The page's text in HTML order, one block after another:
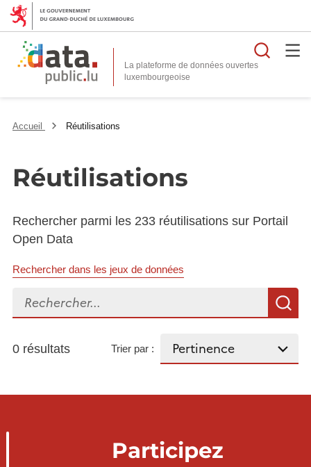
La plateforme de données ouvertes
Accueil Réutilisations
Réutilisations
Rechercher parmi les 233 réutilisations sur Portail
Open Data
Rechercher dans les jeux de données
Rechercher...
0 résultats Trier par :
Participez